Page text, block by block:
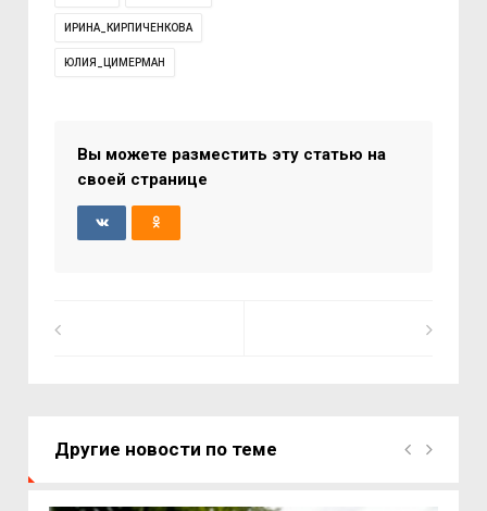
ИРИНА_КИРПИЧЕНКОВА
ЮЛИЯ_ЦИМЕРМАН
Вы можете разместить эту статью на
своей странице
Другие новости по теме